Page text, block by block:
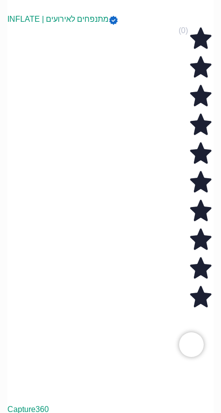
מתנפחים לאירועים | INFLATE
(0)
Capture360